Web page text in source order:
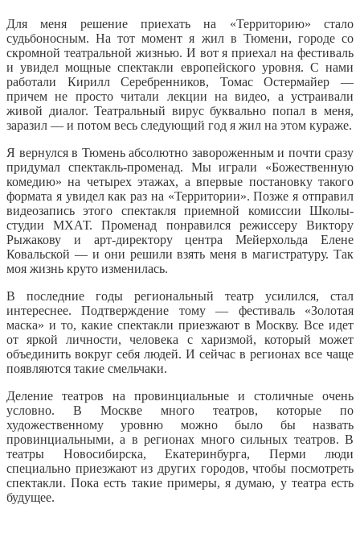
Для меня решение приехать на «Территорию» стало
судьбоносным. На тот момент я жил в Тюмени, городе со
скромной театральной жизнью. И вот я приехал на фестиваль
и увидел мощные спектакли европейского уровня. С нами
работали Кирилл Серебренников, Томас Остермайер —
причем не просто читали лекции на видео, а устраивали
живой диалог. Театральный вирус буквально попал в меня,
заразил — и потом весь следующий год я жил на этом кураже.
Я вернулся в Тюмень абсолютно завороженным и почти сразу
придумал спектакль-променад. Мы играли «Божественную
комедию» на четырех этажах, а впервые постановку такого
формата я увидел как раз на «Территории». Позже я отправил
видеозапись этого спектакля приемной комиссии Школы-
студии МХАТ. Променад понравился режиссеру Виктору
Рыжакову и арт-директору центра Мейерхольда Елене
Ковальской — и они решили взять меня в магистратуру. Так
моя жизнь круто изменилась.
В последние годы региональный театр усилился, стал
интереснее. Подтверждение тому — фестиваль «Золотая
маска» и то, какие спектакли приезжают в Москву. Все идет
от яркой личности, человека с харизмой, который может
объединить вокруг себя людей. И сейчас в регионах все чаще
появляются такие смельчаки.
Деление театров на провинциальные и столичные очень
условно. В Москве много театров, которые по
художественному уровню можно было бы назвать
провинциальными, а в регионах много сильных театров. В
театры Новосибирска, Екатеринбурга, Перми люди
специально приезжают из других городов, чтобы посмотреть
спектакли. Пока есть такие примеры, я думаю, у театра есть
будущее.